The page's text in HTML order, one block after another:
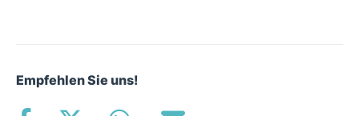
Empfehlen Sie uns!